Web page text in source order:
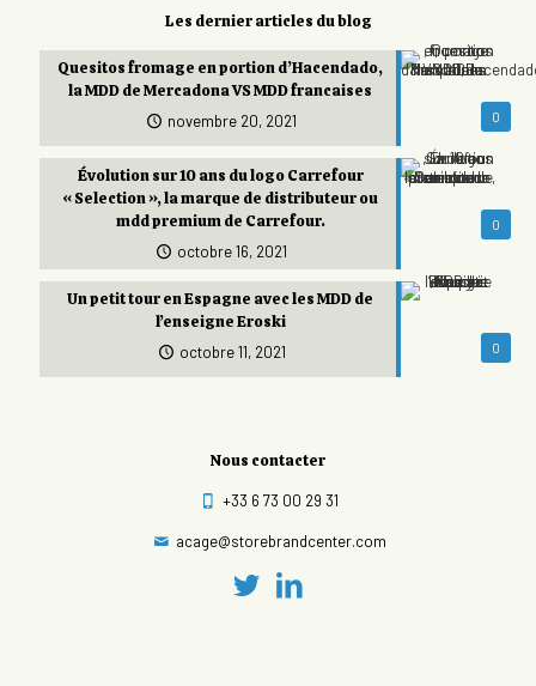
Les dernier articles du blog
0
Quesitos fromage en portion d’Hacendado,
la MDD de Mercadona VS MDD francaises
novembre 20, 2021
0
Évolution sur 10 ans du logo Carrefour
« Selection », la marque de distributeur ou
mdd premium de Carrefour.
octobre 16, 2021
0
Un petit tour en Espagne avec les MDD de
l’enseigne Eroski
octobre 11, 2021
Nous contacter
+33 6 73 00 29 31
acage@storebrandcenter.com